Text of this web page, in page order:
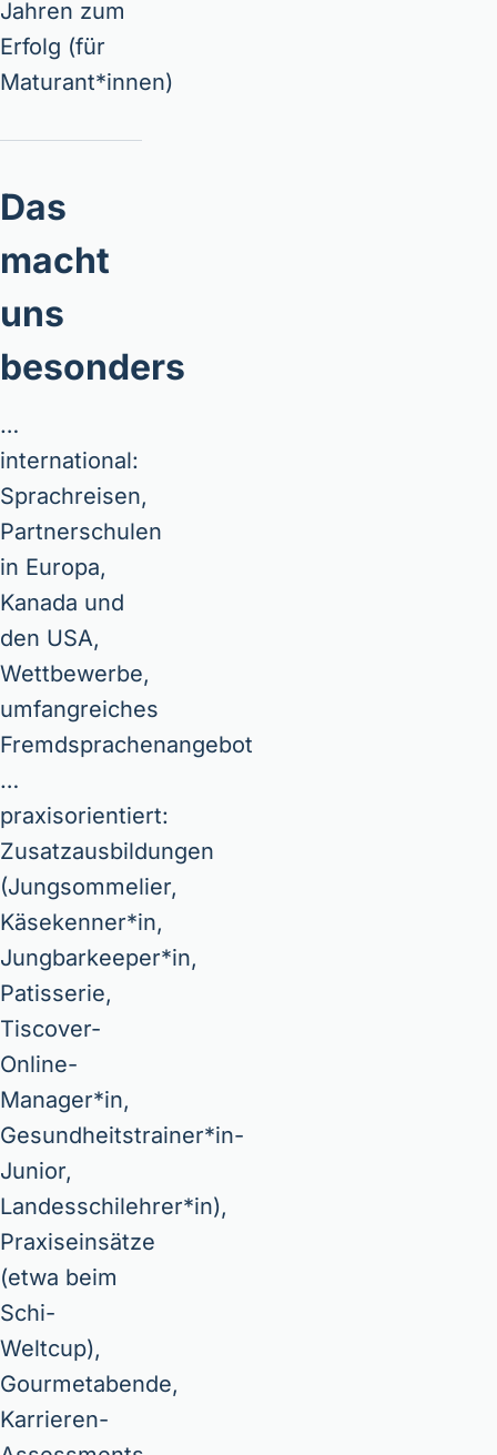
Jahren zum
Erfolg (für
Maturant*innen)
Das
macht
uns
besonders
…
international:
Sprachreisen,
Partnerschulen
in Europa,
Kanada und
den USA,
Wettbewerbe,
umfangreiches
Fremdsprachenangebot
…
praxisorientiert:
Zusatzausbildungen
(Jungsommelier,
Käsekenner*in,
Jungbarkeeper*in,
Patisserie,
Tiscover-
Online-
Manager*in,
Gesundheitstrainer*in-
Junior,
Landesschilehrer*in),
Praxiseinsätze
(etwa beim
Schi-
Weltcup),
Gourmetabende,
Karrieren-